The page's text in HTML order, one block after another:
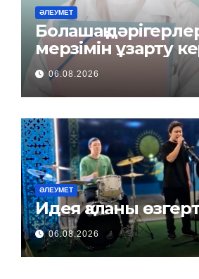
ӘЛЕУМЕТ
Болашақ
мерзімін ұзарту
06.08.2026
ӘЛЕУМЕТ
Идея қаланы
06.08.2026